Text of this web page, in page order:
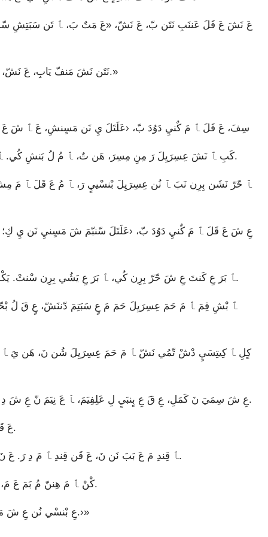
نَتَن نَشَ مَنفّ يَابِ، عَ نَشّ، «نَشَن بِرِن نَ عِ بْحّ مَ، عَ بِرِن نَبَ، عَلَتَلَ نَ عِ قْشْ رَ.»
«سِفَ، عَ قَلَ ﭑ مَ كٌنيِ دَوُدَ بّ، ‹عَلَتَلَ يِ نَن مَسٍنشِ، عَ ﭑ شَ
كَبِ ﭑ نَشَ عِسِرَيِلَ رَ مِنِ مِسِرَ، هَن تٌ، ﭑ مُ لُ بَنشِ كُي. ﭑ بَرَ ﭑ حّرّ ﭑ مَ هْرْ مْلِنفِرَ كُي نَشَن قِندِشِ كِرِ بَنشِ رَ.
ﭑ بَرَ عِ كَنتَ عِ شَ حّرّ بِرِن كُي، ﭑ بَرَ عِ يَشُي بِرِن سْنتْ. يَكْسِ ﭑ عِ قِندِ مَ نّ شِلِ شُنفبٍ كَنيِ رَ دُنِحَ كُنتِفِيٍ يَ مَ.
عِ شَ سِمَيَ نَ كَمَلِ، عِ قَ عِ بٍنبَيٍ لِ عَلِفِيَمَ، ﭑ عَ نِيَمَ نّ عِ شَ دِ شَ قِندِ مَنفّ رَ عِ حْشْي رَ، ﭑ قَ عَ شَ مَنفّيَ مَبَنبَن.
عَ قَمَ ﭑ مَ هْرْ مْبَنشِ تِدٍ، ﭑ عَ شَ مَنفّيَ مَبَنبَنمَ نّ عَبَدَن.
ﭑ قِندِ مَ عَ بَبَ نَن نَ، عَ قَن قِندِ ﭑ مَ دِ رَ. عَ نَ بَ ﭑ مَ كِرَ شْن مَ، ﭑ عَ حَشَنكَتَمَ نّ مِشِيٍ سَابُي رَ.
كْنْ ﭑ مَ هِننّ مُ بَمَ عَ مَ، عَلْ ﭑ عَ بَ سْلُ مَ كِ نَشّ، ﭑ نَشَن عِفٌرٌشِ عِ يَ عِ.
عِ بْنسْي نُن عِ شَ مَنفّيَ مَبَنبَنمَ نّ عَبَدَن، عِ شَ كِبَنيِ دْشْمَ نّ تّمُي بِرِن.›»